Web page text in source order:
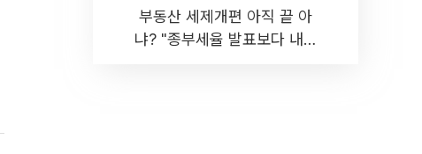
부동산 세제개편 아직 끝 아
냐? "종부세율 발표보다 내릴